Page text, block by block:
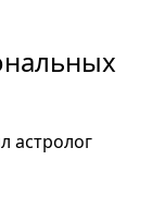
астролог